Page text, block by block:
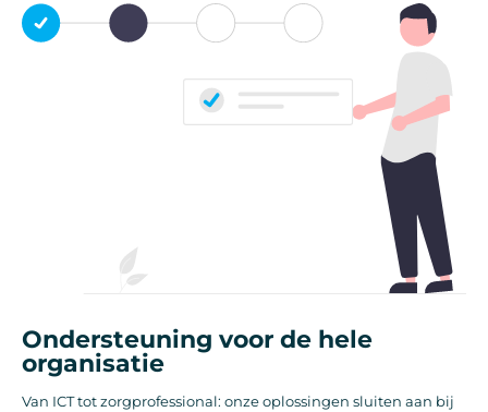
Ondersteuning voor de hele
organisatie
Van ICT tot zorgprofessional: onze oplossingen sluiten aan bij